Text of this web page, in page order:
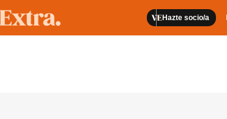
Hazte socio/a